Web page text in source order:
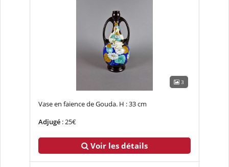
3
Vase en faience de Gouda. H : 33 cm
Adjugé: 25€
Voir les détails